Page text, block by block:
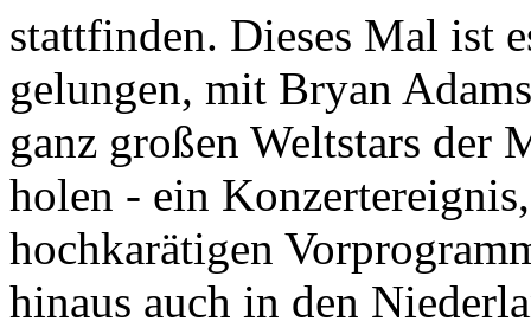
stattfinden. Dieses Mal ist
gelungen, mit Bryan
ganz großen Weltstars der
holen - ein
hochkarätigen
hinaus auch in den